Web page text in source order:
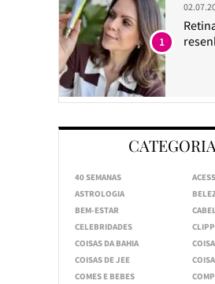
1
40 SEMANAS
ASTROLOGIA
BEM-ESTAR
CELEBRIDADES
COISAS DA BAHIA
COISAS DE JEE
COMES E BEBES